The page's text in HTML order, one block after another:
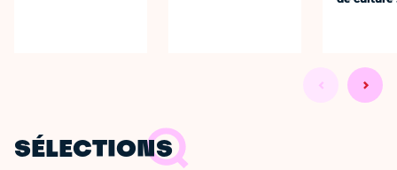
SÉLECTIONS